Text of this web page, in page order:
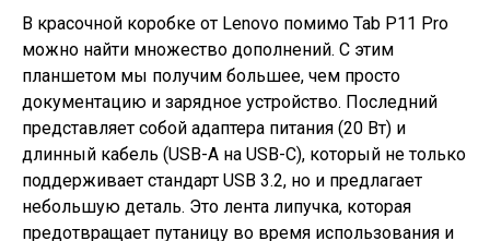
В красочной коробке от Lenovo помимо Tab P11 Pro
можно найти множество дополнений. С этим
планшетом мы получим большее, чем просто
документацию и зарядное устройство. Последний
представляет собой адаптера питания (20 Вт) и
длинный кабель (USB-A на USB-C), который не только
поддерживает стандарт USB 3.2, но и предлагает
небольшую деталь. Это лента липучка, которая
предотвращает путаницу во время использования и